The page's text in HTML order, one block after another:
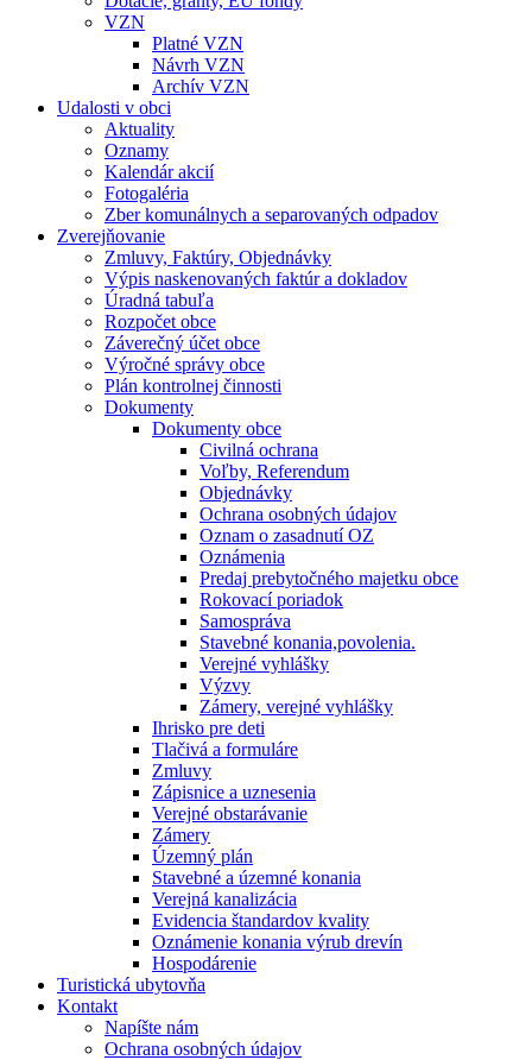
VZN
Platné VZN
Návrh VZN
Archív VZN
Udalosti v obci
Aktuality
Oznamy
Kalendár akcií
Fotogaléria
Zber komunálnych a separovaných odpadov
Zverejňovanie
Zmluvy, Faktúry, Objednávky
Výpis naskenovaných faktúr a dokladov
Úradná tabuľa
Rozpočet obce
Záverečný účet obce
Výročné správy obce
Plán kontrolnej činnosti
Dokumenty
Dokumenty obce
Civilná ochrana
Voľby, Referendum
Objednávky
Ochrana osobných údajov
Oznam o zasadnutí OZ
Oznámenia
Predaj prebytočného majetku obce
Rokovací poriadok
Samospráva
Stavebné konania,povolenia.
Verejné vyhlášky
Výzvy
Zámery, verejné vyhlášky
Ihrisko pre deti
Tlačivá a formuláre
Zmluvy
Zápisnice a uznesenia
Verejné obstarávanie
Zámery
Územný plán
Stavebné a územné konania
Verejná kanalizácia
Evidencia štandardov kvality
Oznámenie konania výrub drevín
Hospodárenie
Turistická ubytovňa
Kontakt
Napíšte nám
Ochrana osobných údajov